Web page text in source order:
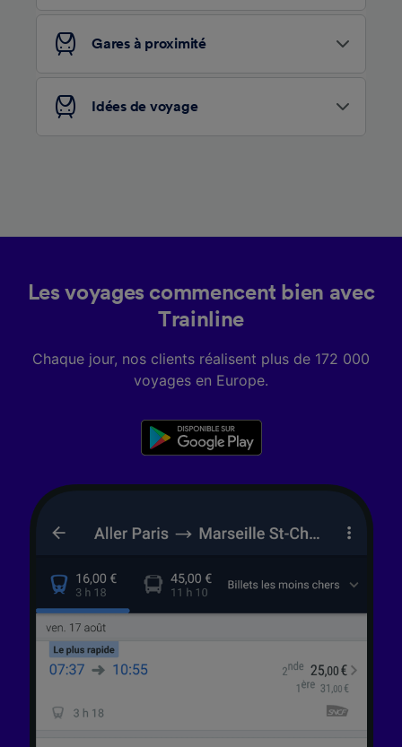
Gares à proximité
Idées de voyage
Les voyages commencent bien avec
Trainline
Chaque jour, nos clients réalisent plus de 172 000
voyages en Europe.
services.
Liste de nos partenaires (fournisseurs)